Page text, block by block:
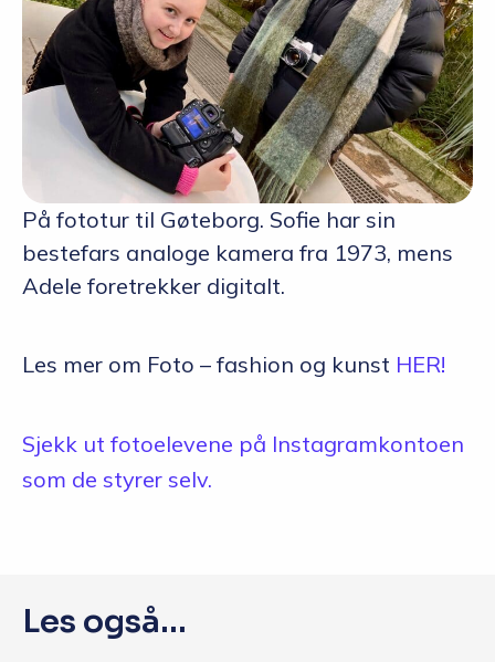
På fototur til Gøteborg. Sofie har sin
bestefars analoge kamera fra 1973, mens
Adele foretrekker digitalt.
Les mer om Foto – fashion og kunst HER!
Sjekk ut fotoelevene på Instagramkontoen
som de styrer selv.
Les også...